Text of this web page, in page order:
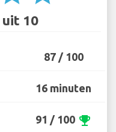
uit 10
87 / 100
16 minuten
91 / 100 emoji_events